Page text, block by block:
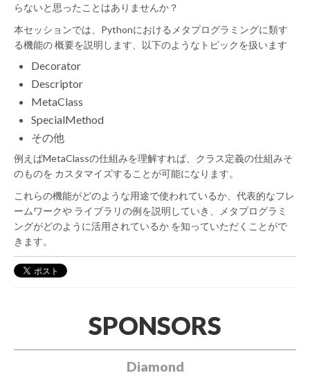
らないと思ったことはありませんか？
本セッションでは、Pythonにおけるメタプログラミングに類す
る機能の 概要を説明します、以下のようなトピックを扱います
Decorator
Descriptor
MetaClass
SpecialMethod
その他
例えばMetaClassの仕組みを理解すれば、クラス定義の仕組みそ
のものを カスタマイズすることが可能になります。
これらの機能がどのような用途で使われているか、代表的なフレ
ームワークや ライブラリの例を説明していき、メタプログラミ
ングがどのように活用されているか を知っていただくことがで
きます。
SPONSORS
Diamond